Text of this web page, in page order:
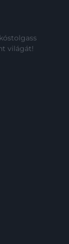
világát!